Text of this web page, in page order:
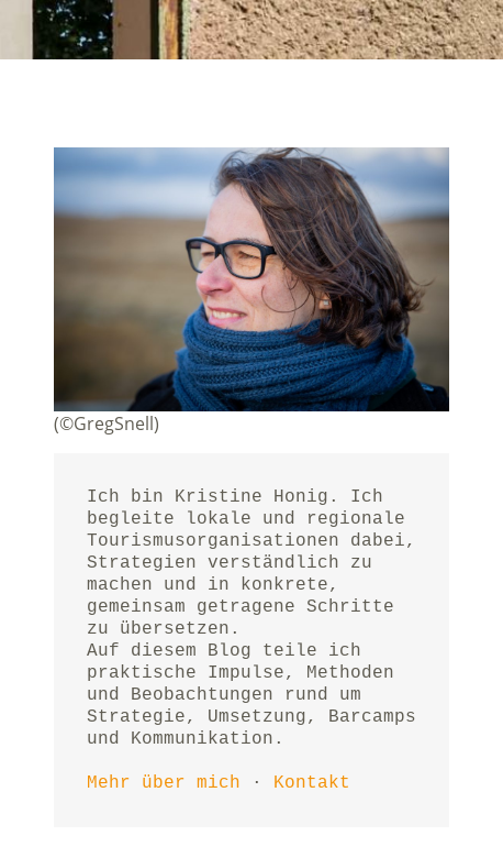
(©GregSnell)
Ich bin Kristine Honig. Ich
begleite lokale und regionale
Tourismusorganisationen dabei,
Strategien verständlich zu
machen und in konkrete,
gemeinsam getragene Schritte
zu übersetzen.
Auf diesem Blog teile ich
praktische Impulse, Methoden
und Beobachtungen rund um
Strategie, Umsetzung, Barcamps
und Kommunikation.
Mehr über mich · Kontakt